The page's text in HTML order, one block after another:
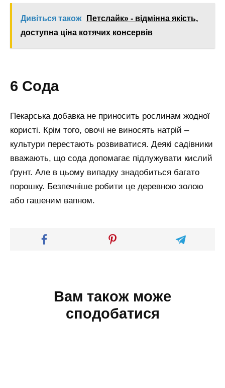
Дивіться також
Петслайк» - відмінна якість,
доступна ціна котячих консервів
6 Сода
Пекарська добавка не приносить рослинам жодної
користі. Крім того, овочі не виносять натрій –
культури перестають розвиватися. Деякі садівники
вважають, що сода допомагає підлужувати кислий
ґрунт. Але в цьому випадку знадобиться багато
порошку. Безпечніше робити це деревною золою
або гашеним вапном.
Вам також може
сподобатися